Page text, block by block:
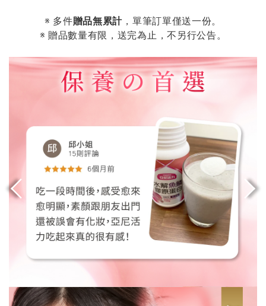
※ 多件贈品無累計 ，單筆訂單僅送一份。
※ 贈品數量有限，送完為止，不另行公告。